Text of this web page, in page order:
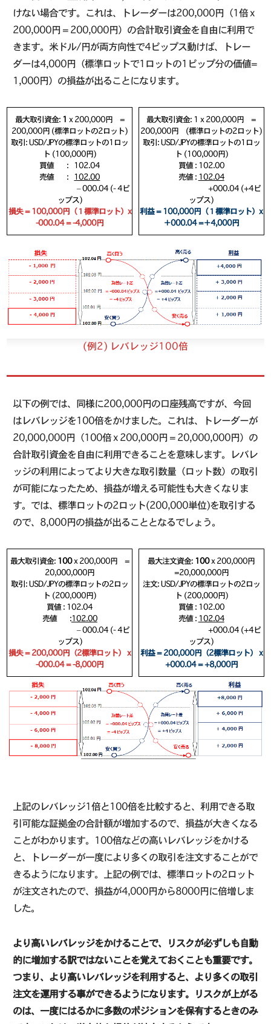
けない場合です。これは、トレーダーは200,000円（1倍 x
200,000円 = 200,000円）の合計取引資金を自由に利用で
きます。米ドル/円が両方向性で4ピップス動けば、トレー
ダーは4,000円（標準ロットで1ロットの1ピップ分の価値=
1,000円）の損益が出ることになります。
最大取引資金: 1 x 200,000円 =
200,000円 (標準ロットの2ロット)
取引: USD/JPYの標準ロットの1ロッ
ト (100,000円)
買値 : 102.04
売値 :
102.00
– 000.04 (- 4ピ
ップス)
損失 = 100,000円（１標準ロット）x
-000.04 = -4,000円
最大取引資金: 1 x 200,000円 =
200,000円 (標準ロットの2ロット)
取引: USD/JPYの標準ロットの1ロッ
ト (100,000円)
買値 : 102.00
売値 : 102.04
+000.04 (+4ピ
ップス)
利益 = 100,000円（１標準ロット）x
＋000.04 =＋4,000円
(例2) レバレッジ100倍
以下の例では、同様に200,000円の口座残高ですが、今回
はレバレッジを100倍をかけました。これは、トレーダーが
20,000,000円（100倍 x 200,000円 = 20,000,000円）の
合計取引資金を自由に利用できることを意味します。レバレ
ッジの利用によってより大きな取引数量（ロット数）の取引
が可能になったため、損益が増える可能性も大きくなりま
す。では、標準ロットの2ロット(200,000単位)を取引する
ので、8,000円の損益が出ることとなるでしょう。
最大取引資金: 100x 200,000円 =
20,000,000円
取引: USD/JPYの標準ロットの2ロッ
ト (200,000円)
買値 : 102.04
売値 :102.00
– 000.04 (- 4ピ
ップス)
損失 = 200,000円（2標準ロット） x
-000.04 = -8,000円
最大注文資金: 100x 200,000円
=20,000,000円
注文: USD/JPYの標準ロットの2ロッ
ト (200,000円)
買値 : 102.00
売値 : 102.04
+000.04 (+4ピ
ップス)
利益 = 200,000円（2標準ロット） x
+000.04 = +8,000円
上記のレバレッジ1倍と100倍を比較すると、利用できる取
引可能な証拠金の合計額が増加するので、損益が大きくなる
ことがわかります。100倍などの高いレバレッジをかける
と、トレーダーが一度により多くの取引を注文することがで
きるようになります。上記の例では、標準ロットの2ロット
が注文されたので、損益が4,000円から8000円に倍増しま
した。
より高いレバレッジをかけることで、リスクが必ずしも自動
的に増加する訳ではないことを覚えておくことも重要です。
つまり、より高いレバレッジを利用すると、より多くの取引
注文を運用する事ができるようになります。リスクが上がる
のは、一度にはるかに多数のポジションを保有するときのみ